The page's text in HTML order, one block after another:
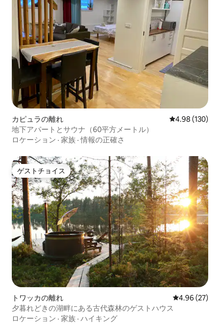
カピュラの離れ レビュー130
4.98 (130)
地下アパートとサウナ（60平方メートル）
ロケーション · 家族 ·情報の正確さ
ゲストチョイス
ゲストチョイス
トワッカの離れ レビュー27
4.96 (27)
夕暮れどきの湖畔にある古代森林のゲストハウス
ロケーション · 家族 · ハイキング